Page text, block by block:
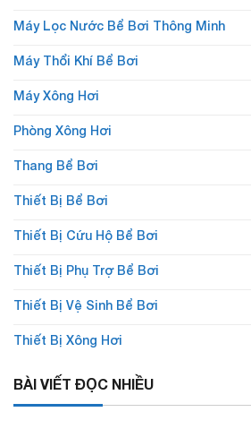
Máy Lọc Nước Bể Bơi Thông Minh
Máy Thổi Khí Bể Bơi
Máy Xông Hơi
Phòng Xông Hơi
Thang Bể Bơi
Thiết Bị Bể Bơi
Thiết Bị Cứu Hộ Bể Bơi
Thiết Bị Phụ Trợ Bể Bơi
Thiết Bị Vệ Sinh Bể Bơi
Thiết Bị Xông Hơi
BÀI VIẾT ĐỌC NHIỀU